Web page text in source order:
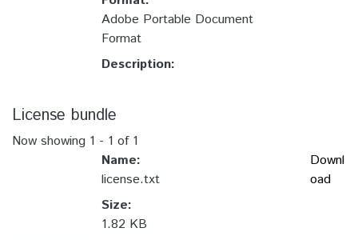
Adobe Portable Document
Format
Description:
License bundle
Now showing 1 - 1 of 1
Name:
license.txt
Size:
1.82 KB
Downl
oad